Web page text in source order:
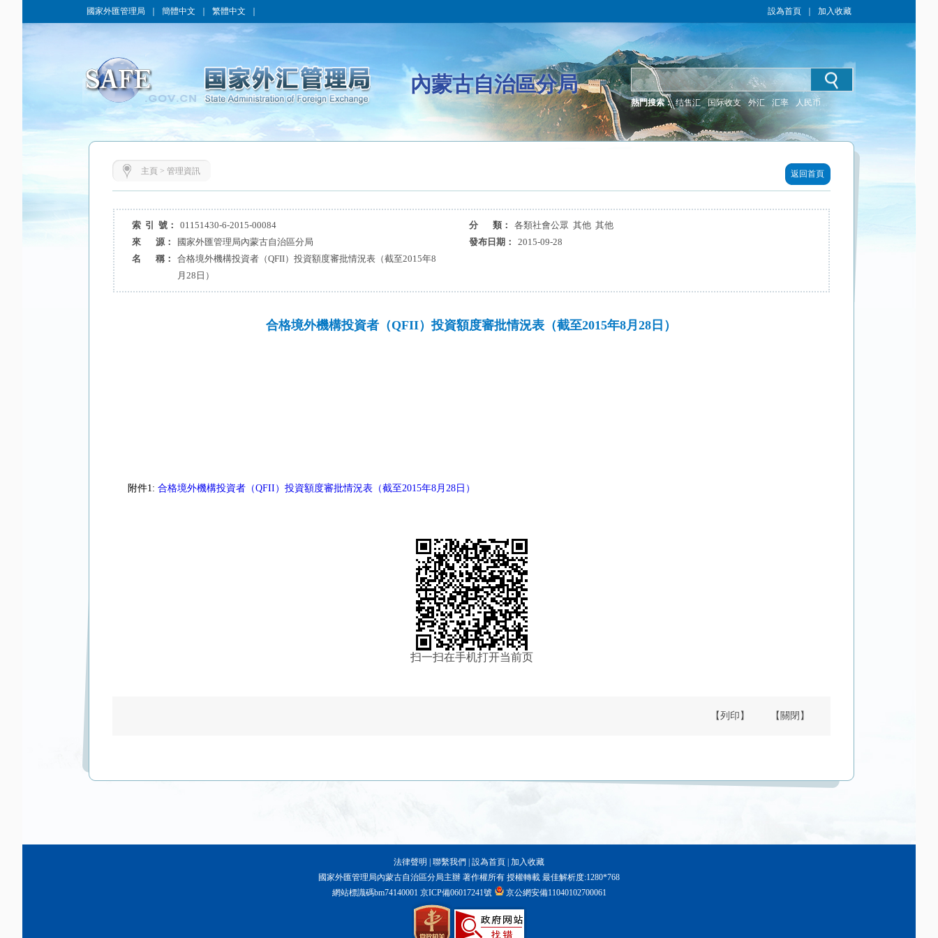
國家外匯管理局 簡體中文 繁體中文 設為首頁 加入收藏
內蒙古自治區分局
熱門搜索： 结售汇 国际收支 外汇 汇率 人民币
主頁 > 管理資訊 返回首頁
索 引 號： 01151430-6-2015-00084 分 類：
各類社會公眾 其他 其他
來 源：
國家外匯管理局內蒙古自治區分局 發布日期：
2015-09-28
名 稱：
合格境外機構投資者（QFII）投資額度審批情況表（截至2015年8
月28日）
合格境外機構投資者（QFII）投資額度審批情況表（截至2015年8月28日）
附件1: 合格境外機構投資者（QFII）投資額度審批情況表（截至2015年8月28日）
扫一扫在手机打开当前页
【列印】 【關閉】
法律聲明 聯繫我們 設為首頁 加入收藏
國家外匯管理局內蒙古自治區分局主辦 著作權所有 授權轉載 最佳解析度:1280*768
網站標識碼bm74140001京ICP備06017241號 京公網安備11040102700061